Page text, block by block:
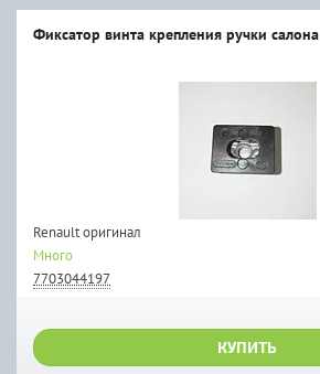
Фиксатор винта крепления ручки салона
Renault оригинал
Много
7703044197
КУПИТЬ